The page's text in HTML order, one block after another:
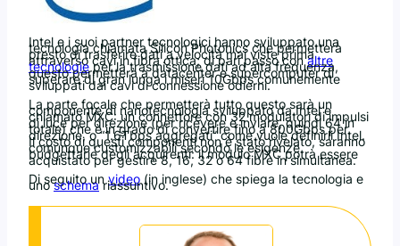
Intel e i suoi partner tecnologici hanno sviluppato una
tecnologia chiamata Silicon Photonics che permetterà
presto di trasferire dati a velocità mai viste prima
attraverso cavi in fibra ottica; di pari passo conaltre
tecnologieper la trasmissione dati ad alta frequenza,
questo permetterà a datacenter e supercomputer di
superare di gran lunga i miseri 10Gbps comunemente
sviluppati dai cavi di connessione odierni.
La parte focale che permetterà tutto questo sarà un
componente di nanotecnologia sviluppato da Intel e
chiamato MXC: un connettore con 32 modulatori di impulsi
di luce per direzione (per ricevere e inviare, quindi 64 in
totale) che è in grado di convertire fino a 800Gbps per
direzione, o “1.6Tbps aggregati” come vuole definirli Intel.
Il costo di questi componenti non è stato rivelato, saranno
comunque customizzabili secondo le esigenze
budgettarie degli acquirenti: il modulo MXC potrà essere
acquistato per gestire 8, 16, 32 o 64 fibre in simultanea.
Di seguito un video (in inglese) che spiega la tecnologia e
unoschemariassuntivo.